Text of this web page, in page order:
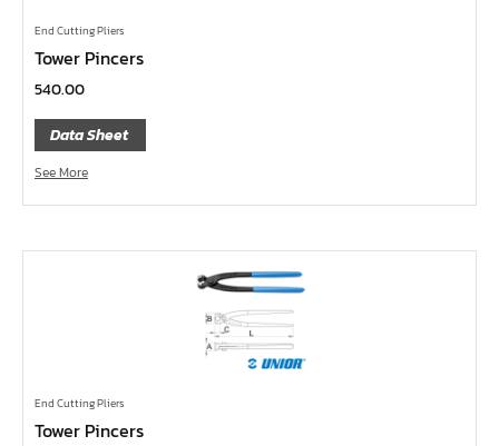
ค้อนช่างเหล็ก
ค้อนทุบหิน
ค้อนหัวกลม
คีมตัดสายเคเบิ้ล
คีมย้ำสายไฟ
คีมล๊อค
คีมปากนกแก้ว,​คีมตัดตะปู
คีมคอม้า
End Cutting Pliers
Tower Pincers
540.00
Data Sheet
See More
End Cutting Pliers
Tower Pincers